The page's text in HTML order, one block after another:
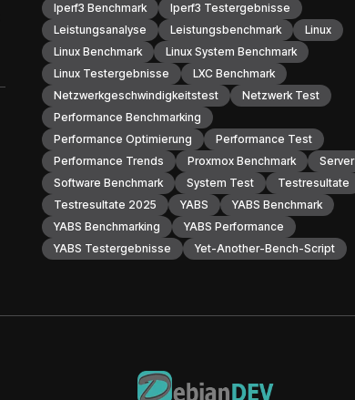
Iperf3 Benchmark
Iperf3 Testergebnisse
Leistungsanalyse
Leistungsbenchmark
Linux
Linux Benchmark
Linux System Benchmark
Linux Testergebnisse
LXC Benchmark
Netzwerkgeschwindigkeitstest
Netzwerk Test
Performance Benchmarking
Performance Optimierung
Performance Test
Performance Trends
Proxmox Benchmark
Server
Software Benchmark
System Test
Testresultate
Testresultate 2025
YABS
YABS Benchmark
YABS Benchmarking
YABS Performance
YABS Testergebnisse
Yet-Another-Bench-Script